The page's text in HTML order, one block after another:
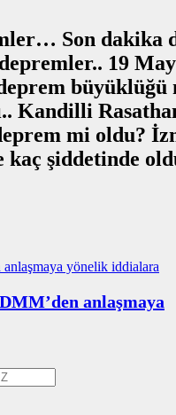
Son dakika
19
Kandilli
mi oldu?
kaç şiddetinde
anlaşmaya